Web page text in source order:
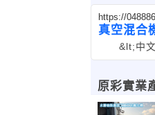
https://
13260
真空混合
原彩實業